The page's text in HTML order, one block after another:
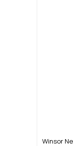
Winsor